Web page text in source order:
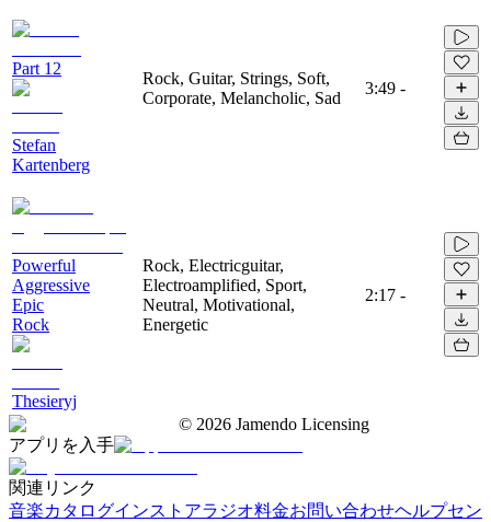
Part 12
Stefan
Kartenberg
Rock, Guitar, Strings, Soft,
Corporate, Melancholic, Sad
3:49 -
Powerful
Aggressive
Epic
Rock
Thesieryj
Rock, Electricguitar,
Electroamplified, Sport,
Neutral, Motivational,
Energetic
2:17 -
© 2026 Jamendo Licensing
アプリを入手
関連リンク
音楽カタログインストアラジオ料金お問い合わせヘルプセン